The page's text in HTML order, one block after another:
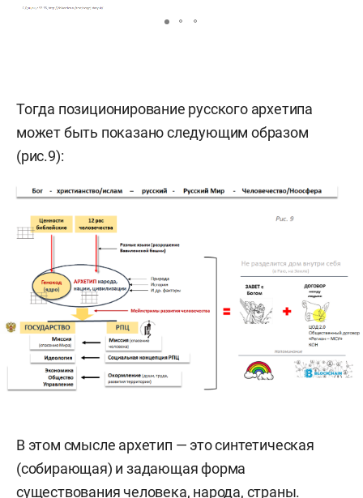
Тогда позиционирование русского архетипа
может быть показано следующим образом
(рис.9):
В этом смысле архетип — это синтетическая
(собирающая) и задающая форма
существования человека, народа, страны.